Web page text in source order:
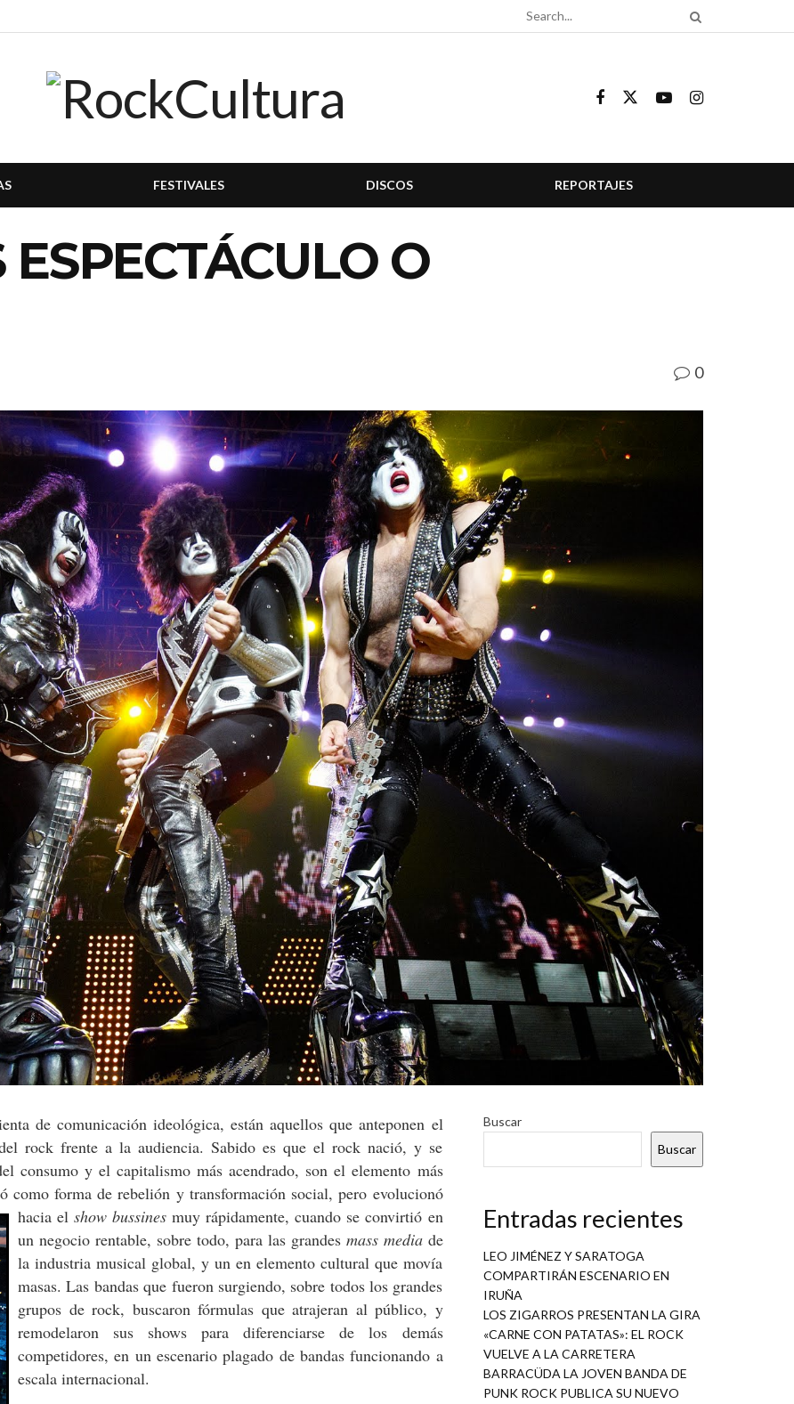
FESTIVALES DISCOS REPORTAJES
ESPECTÁCULO O
0
de comunicación ideológica, están aquellos que anteponen el
rock frente a la audiencia. Sabido es que el rock nació, y se
consumo y el capitalismo más acendrado, son el elemento más
como forma de rebelión y transformación social, pero evolucionó
hacia elshow bussines muy rápidamente, cuando se convirtió en
un negocio rentable, sobre todo, para las grandes mass mediade
la industria musical global, y un en elemento cultural que movía
masas. Las bandas que fueron surgiendo, sobre todos los grandes
grupos de rock, buscaron fórmulas que atrajeran al público, y
remodelaron sus shows para diferenciarse de los demás
competidores, en un escenario plagado de bandas funcionando a
escala internacional.
Buscar
Buscar
Entradas recientes
LEO JIMÉNEZ Y SARATOGA
COMPARTIRÁN ESCENARIO EN
IRUÑA
LOS ZIGARROS PRESENTAN LA GIRA
«CARNE CON PATATAS»: EL ROCK
VUELVE A LA CARRETERA
BARRACÜDA LA JOVEN BANDA DE
PUNK ROCK PUBLICA SU NUEVO